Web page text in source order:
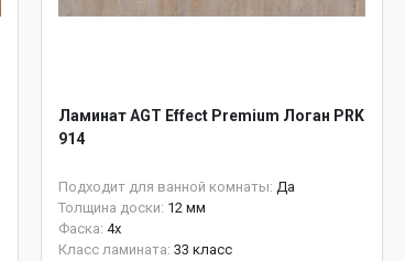
Ламинат AGT Effect Premium Логан PRK
914
Подходит для ванной комнаты: Да
Толщина доски: 12 мм
Фаска: 4x
Класс ламината: 33 класс